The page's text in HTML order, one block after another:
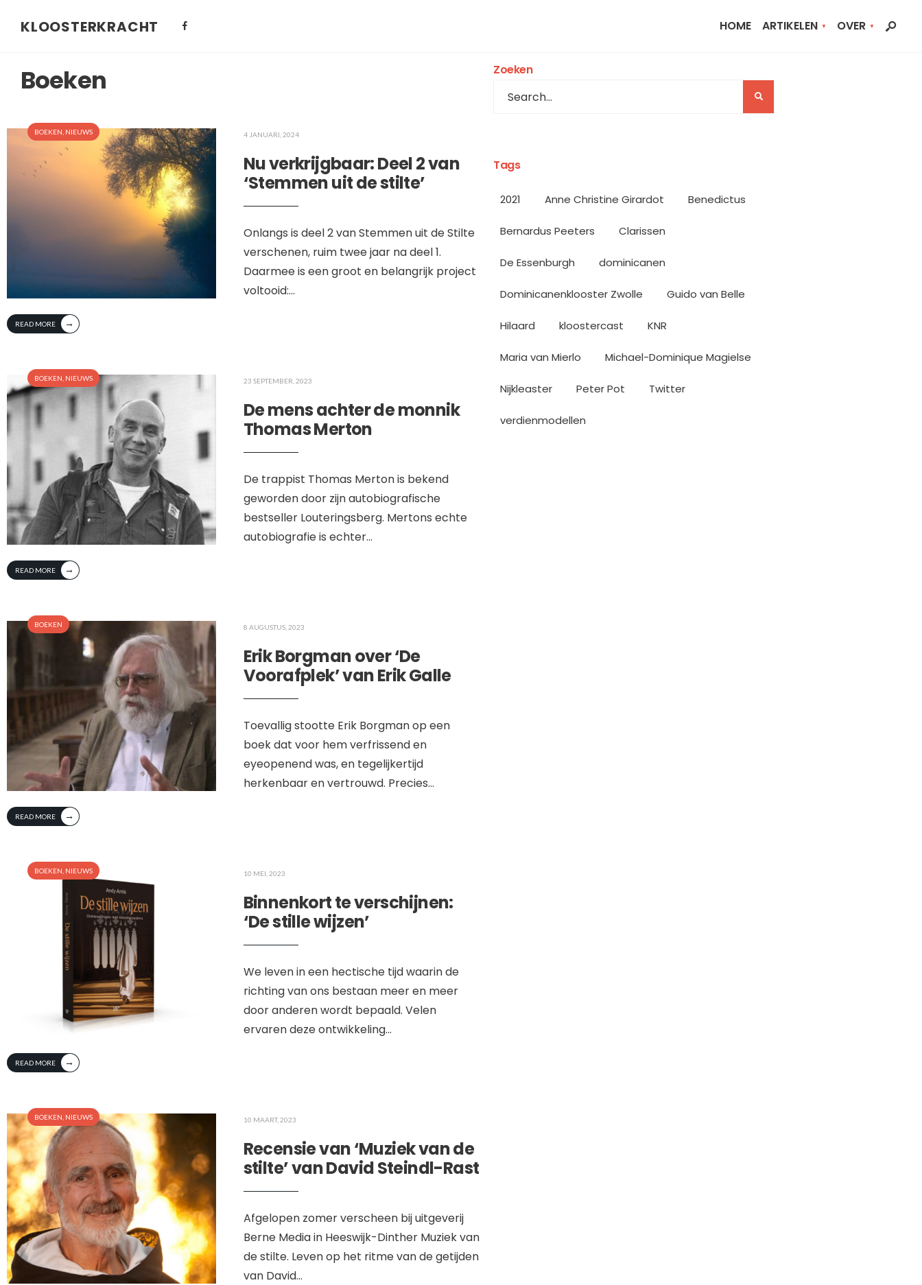
KLOOSTERKRACHT HOME ARTIKELEN OVER
Boeken
BOEKEN NIEUWS 4 JANUARI, 2024
Nu verkrijgbaar: Deel 2 van
‘Stemmen uit de stilte’
Onlangs is deel 2 van Stemmen uit de Stilte
verschenen, ruim twee jaar na deel 1.
Daarmee is een groot en belangrijk project
voltooid:...
READ MORE →
BOEKEN NIEUWS 23 SEPTEMBER, 2023
De mens achter de monnik
Thomas Merton
De trappist Thomas Merton is bekend
geworden door zijn autobiografische
bestseller Louteringsberg. Mertons echte
autobiografie is echter...
READ MORE →
BOEKEN 8 AUGUSTUS, 2023
Erik Borgman over ‘De
Voorafplek’ van Erik Galle
Toevallig stootte Erik Borgman op een
boek dat voor hem verfrissend en
eyeopenend was, en tegelijkertijd
herkenbaar en vertrouwd. Precies...
READ MORE →
BOEKEN NIEUWS 10 MEI, 2023
Binnenkort te verschijnen:
‘De stille wijzen’
We leven in een hectische tijd waarin de
richting van ons bestaan meer en meer
door anderen wordt bepaald. Velen
ervaren deze ontwikkeling...
READ MORE →
BOEKEN NIEUWS 10 MAART, 2023
Recensie van ‘Muziek van de
stilte’ van David Steindl-Rast
Afgelopen zomer verscheen bij uitgeverij
Berne Media in Heeswijk-Dinther Muziek van
de stilte. Leven op het ritme van de getijden
van David...
Zoeken
Tags
2021 Anne Christine Girardot Benedictus
Bernardus Peeters Clarissen
De Essenburgh dominicanen
Dominicanenklooster Zwolle Guido van Belle
Hilaard kloostercast KNR
Maria van Mierlo Michael-Dominique Magielse
Nijkleaster Peter Pot Twitter
verdienmodellen